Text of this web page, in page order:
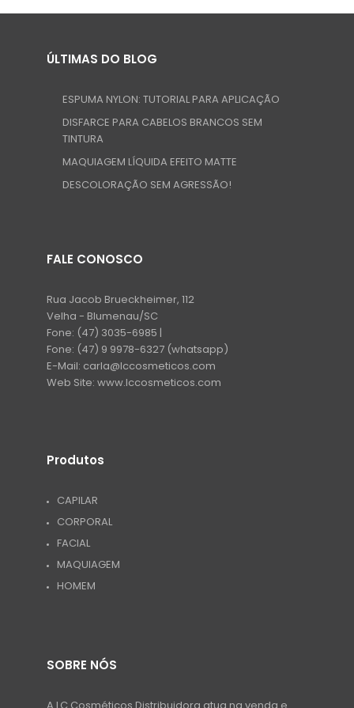
ÚLTIMAS DO BLOG
ESPUMA NYLON: TUTORIAL PARA APLICAÇÃO
DISFARCE PARA CABELOS BRANCOS SEM
TINTURA
MAQUIAGEM LÍQUIDA EFEITO MATTE
DESCOLORAÇÃO SEM AGRESSÃO!
FALE CONOSCO
Rua Jacob Brueckheimer, 112
Velha - Blumenau/SC
Fone: (47) 3035-6985 |
Fone: (47) 9 9978-6327 (whatsapp)
E-Mail: carla@lccosmeticos.com
Web Site: www.lccosmeticos.com
Produtos
CAPILAR
CORPORAL
FACIAL
MAQUIAGEM
HOMEM
SOBRE NÓS